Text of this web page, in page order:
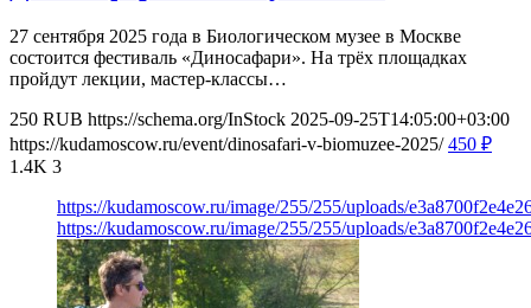
27 сентября 2025 года в Биологическом музее в Москве
состоится фестиваль «Диносафари». На трёх площадках
пройдут лекции, мастер-классы…
250 RUB https://schema.org/InStock 2025-09-25T14:05:00+03:00
https://kudamoscow.ru/event/dinosafari-v-biomuzee-2025/ 450 ₽
1.4K 3
https://kudamoscow.ru/image/255/255/uploads/
https://kudamoscow.ru/image/255/255/uploads/